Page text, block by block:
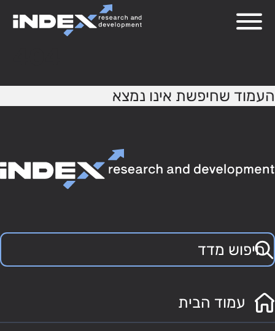
העמוד שחיפשת אינו נמצא
עמוד הבית